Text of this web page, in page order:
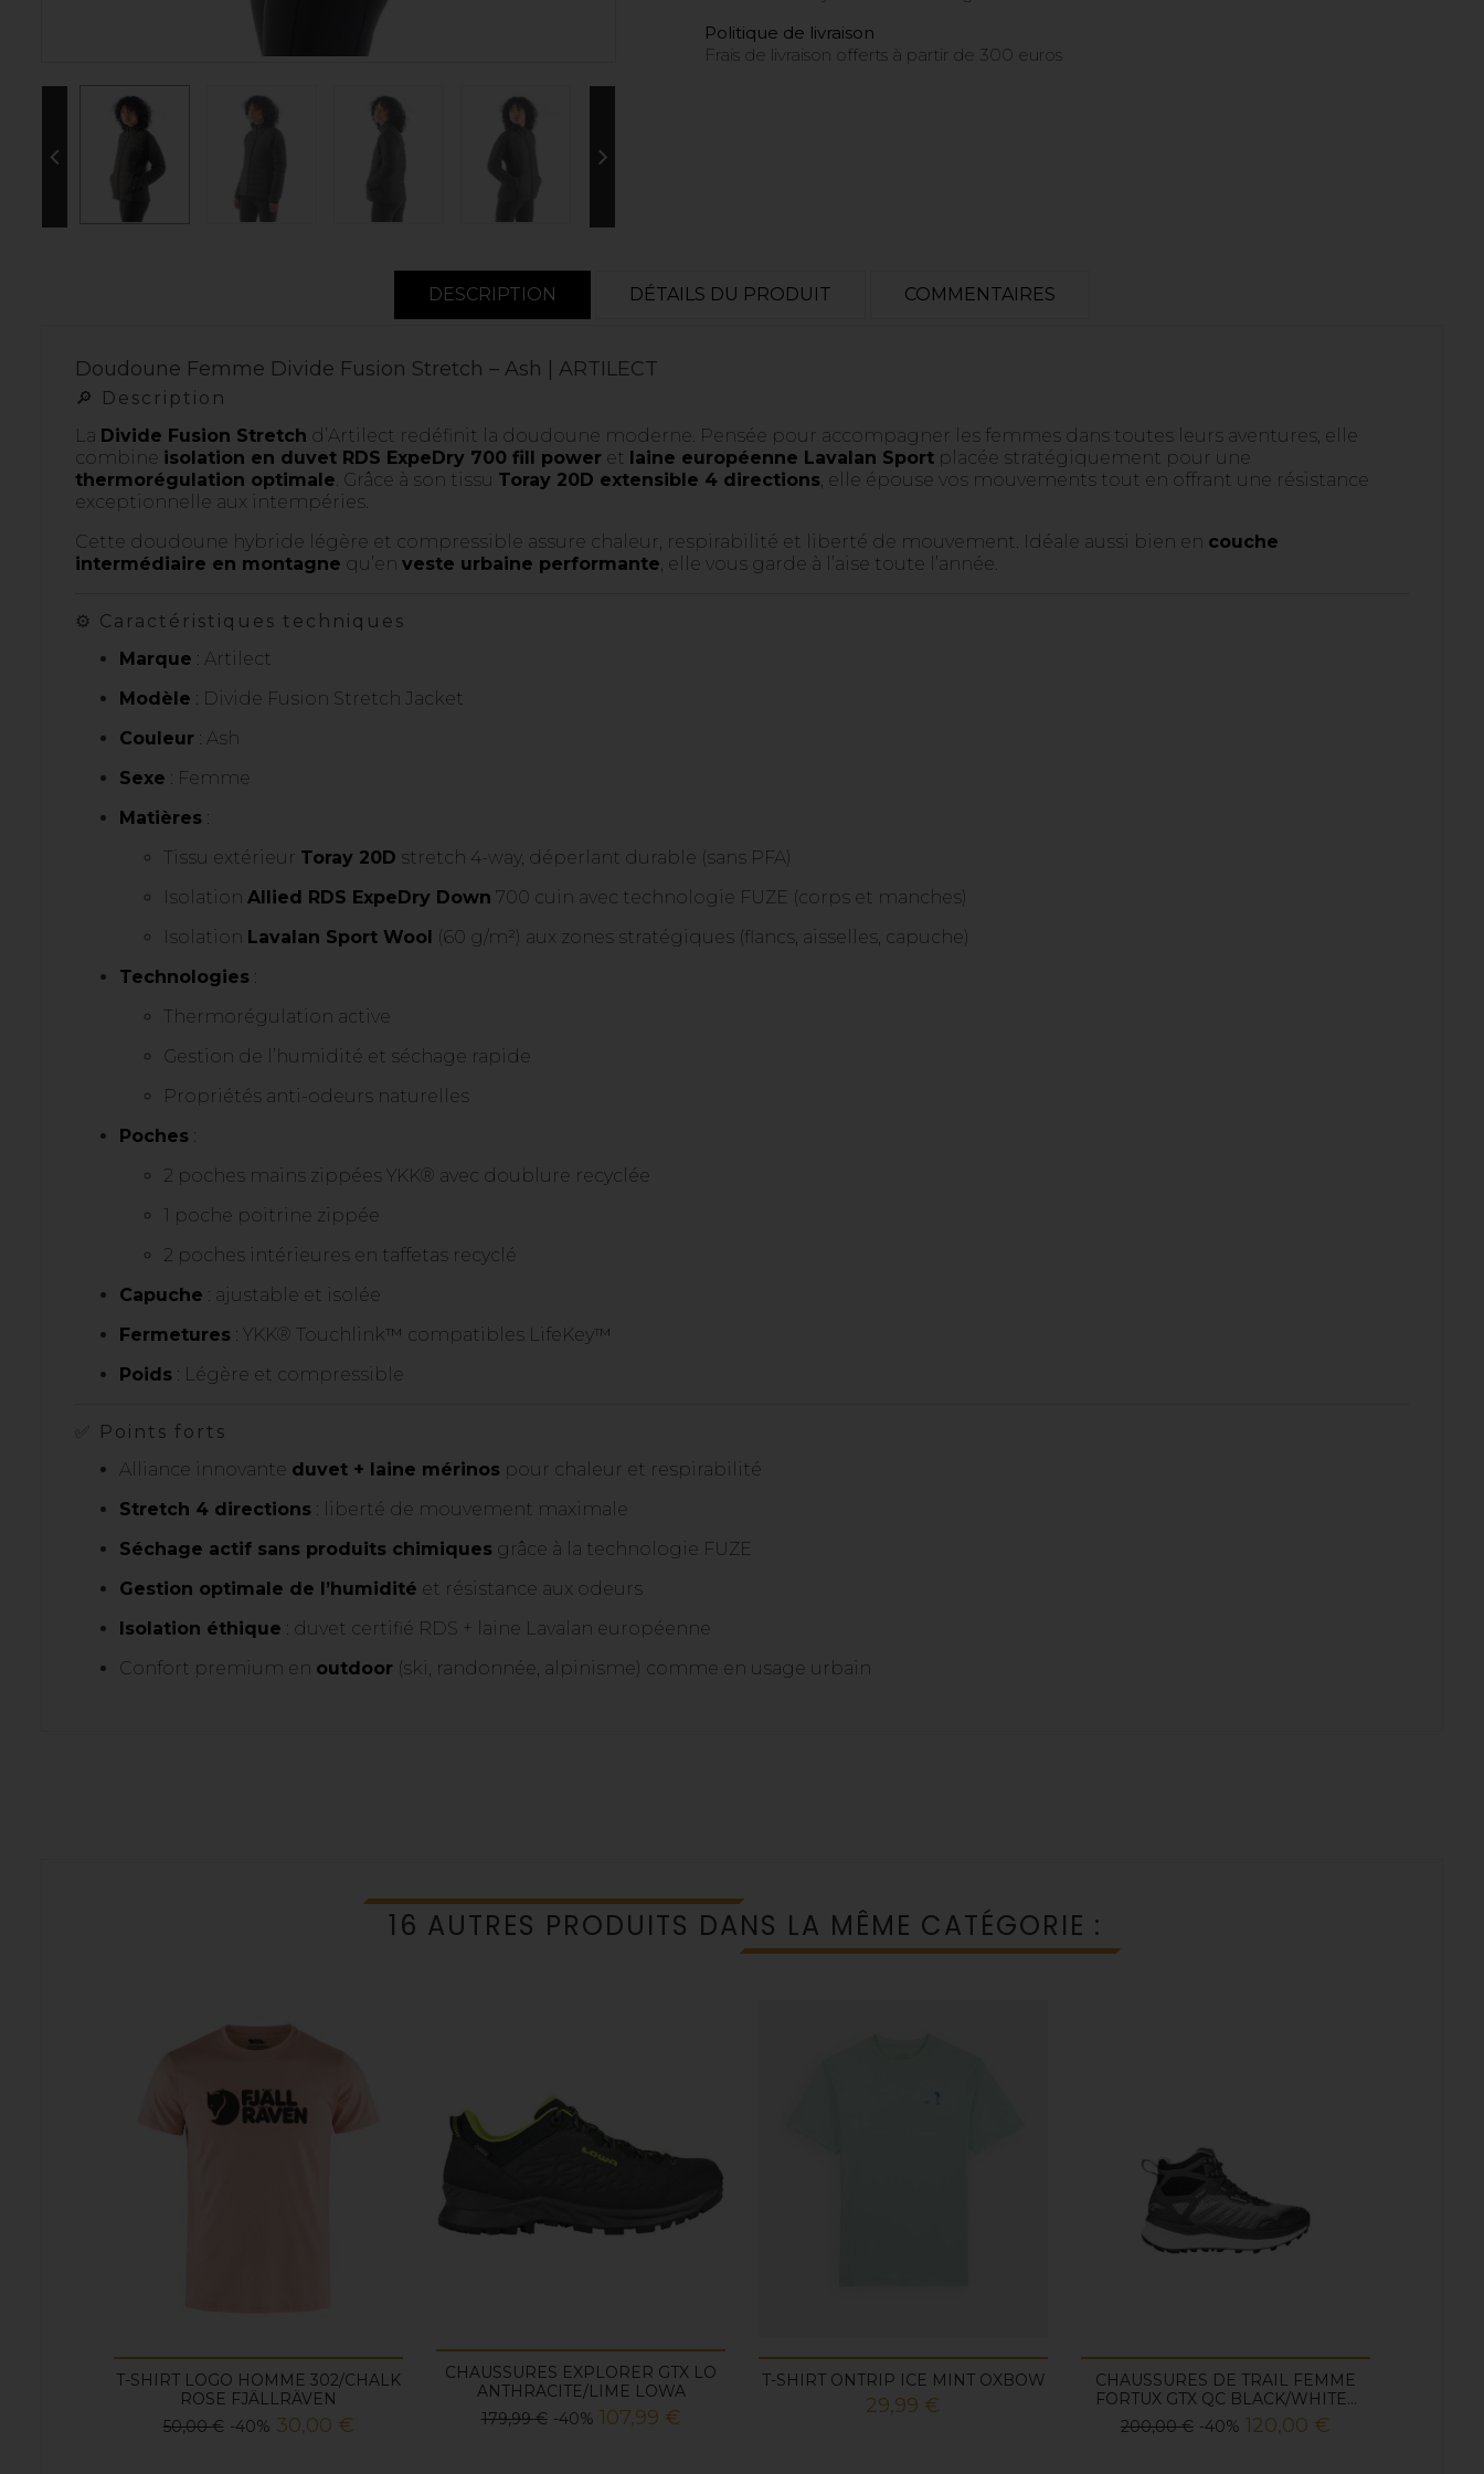
Politique de livraison
Frais de livraison offerts à partir de 300 euros
DESCRIPTION DÉTAILS DU PRODUIT COMMENTAIRES
Doudoune Femme Divide Fusion Stretch – Ash | ARTILECT
🔎 Description
La Divide Fusion Stretch d’Artilect redéfinit la doudoune moderne. Pensée pour accompagner les femmes dans toutes leurs aventures, elle
combine isolation en duvet RDS ExpeDry 700 fill power et laine européenne Lavalan Sport placée stratégiquement pour une
thermorégulation optimale. Grâce à son tissu Toray 20D extensible 4 directions, elle épouse vos mouvements tout en offrant une résistance
exceptionnelle aux intempéries.
Cette doudoune hybride légère et compressible assure chaleur, respirabilité et liberté de mouvement. Idéale aussi bien en couche
intermédiaire en montagne qu’en veste urbaine performante, elle vous garde à l’aise toute l’année.
⚙️ Caractéristiques techniques
Marque : Artilect
Modèle : Divide Fusion Stretch Jacket
Couleur : Ash
Sexe : Femme
Matières :
Tissu extérieur Toray 20D stretch 4-way, déperlant durable (sans PFA)
Isolation Allied RDS ExpeDry Down 700 cuin avec technologie FUZE (corps et manches)
Isolation Lavalan Sport Wool (60 g/m²) aux zones stratégiques (flancs, aisselles, capuche)
Technologies :
Thermorégulation active
Gestion de l’humidité et séchage rapide
Propriétés anti-odeurs naturelles
Poches :
2 poches mains zippées YKK® avec doublure recyclée
1 poche poitrine zippée
2 poches intérieures en taffetas recyclé
Capuche : ajustable et isolée
Fermetures : YKK® Touchlink™ compatibles LifeKey™
Poids : Légère et compressible
✅ Points forts
Alliance innovante duvet + laine mérinos pour chaleur et respirabilité
Stretch 4 directions : liberté de mouvement maximale
Séchage actif sans produits chimiques grâce à la technologie FUZE
Gestion optimale de l’humidité et résistance aux odeurs
Isolation éthique : duvet certifié RDS + laine Lavalan européenne
Confort premium en outdoor (ski, randonnée, alpinisme) comme en usage urbain
16 AUTRES PRODUITS DANS LA MÊME CATÉGORIE :
T-SHIRT LOGO HOMME 302/CHALK
ROSE FJÄLLRÄVEN
Prix
50,00 € -40% Prix
30,00 €
CHAUSSURES EXPLORER GTX LO
ANTHRACITE/LIME LOWA
Prix
179,99 € -40% Prix
107,99 €
T-SHIRT ONTRIP ICE MINT OXBOW
Prix
29,99 €
CHAUSSURES DE TRAIL FEMME
FORTUX GTX QC BLACK/WHITE...
Prix
200,00 € -40% Prix
120,00 €